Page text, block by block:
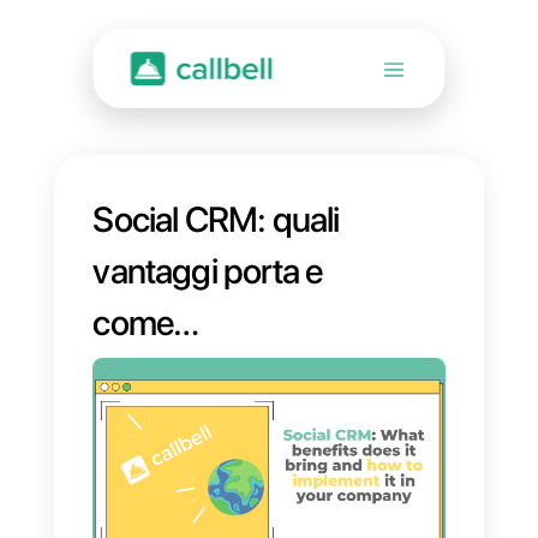
Social CRM: quali
vantaggi porta e
come
implementarlo nella
tua azienda